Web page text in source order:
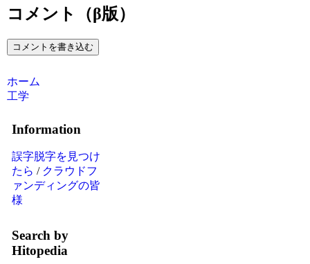
コメント（β版）
コメントを書き込む
ホーム
工学
Information
誤字脱字を見つけ
たら / クラウドフ
ァンディングの皆
様
Search by
Hitopedia